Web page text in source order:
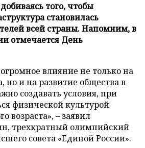
того, чтобы
становилась
всей страны. Напомним, в
отмечается День
влияние не только на
но и на развитие общества в
создавать условия, при
физической культурой
возраста», – заявил
трехкратный олимпийский
совета «Единой России».